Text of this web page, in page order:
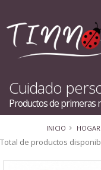
Cuidado
Productos de primeras
INICIO HOGAR
Total de productos